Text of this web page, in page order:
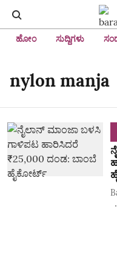
ಹೋಂ ಸುದ್ದಿಗಳು
nylon manja